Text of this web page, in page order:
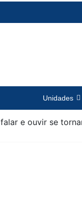
Unidades
e ouvir se